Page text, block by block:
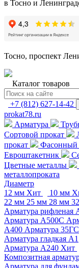
в Тосно и
Тосно, проспект
Каталог товаров
+7 (812) 627-14-42
prokat78.ru
Арматура
Сортовой прокат
прокат
Фасонный
Евроштакетник
Цветные металлы
металлопроката
Диаметр
12 мм Хит 10 мм
22 мм 25 мм 28 мм
Арматура рифленая
Арматура А500С
A400 Арматура 35ГС
Арматура гладкая А1
Арматура А240 Хит
Композитная
Арматура для